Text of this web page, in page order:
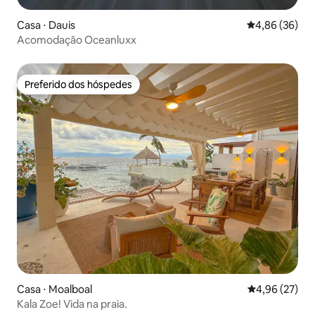
Casa ⋅ Dauis 4,86 de uma
4,86 (36)
Acomodação Oceanluxx
Preferido dos hóspedes
Preferido dos hóspedes
Casa ⋅ Moalboal 4,96 de uma
4,96 (27)
Kala Zoe! Vida na praia.